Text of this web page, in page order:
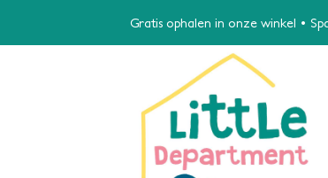
Gratis ophalen in onze winkel •